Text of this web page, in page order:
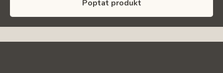
Poptat produkt